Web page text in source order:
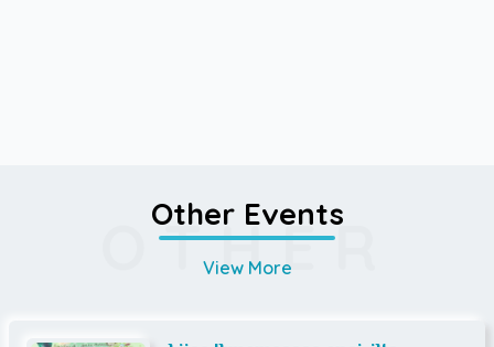
OTHER
Other Events
View More